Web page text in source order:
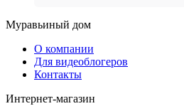
Муравьиный дом
О компании
Для видеоблогеров
Контакты
Интернет-магазин